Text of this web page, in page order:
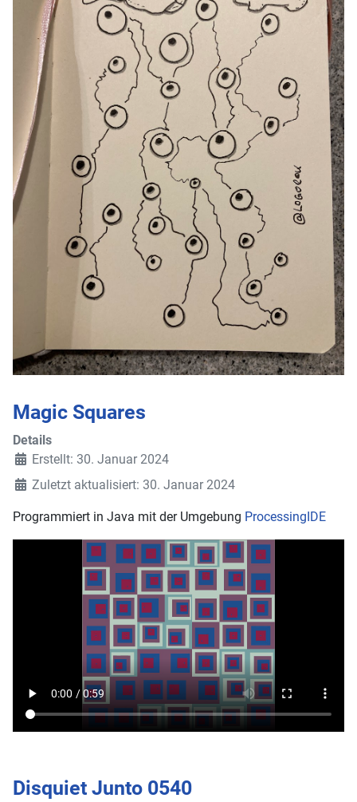
Magic Squares
Details
Erstellt: 30. Januar 2024
Zuletzt aktualisiert: 30. Januar 2024
Programmiert in Java mit der Umgebung ProcessingIDE
Disquiet Junto 0540